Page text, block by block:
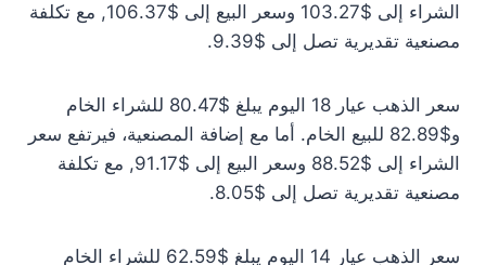
الشراء إلى $103.27 وسعر البيع إلى $106.37, مع تكلفة
مصنعية تقديرية تصل إلى $9.39.
سعر الذهب عيار 18 اليوم يبلغ $80.47 للشراء الخام
و$82.89 للبيع الخام. أما مع إضافة المصنعية، فيرتفع سعر
الشراء إلى $88.52 وسعر البيع إلى $91.17, مع تكلفة
مصنعية تقديرية تصل إلى $8.05.
سعر الذهب عيار 14 اليوم يبلغ $62.59 للشراء الخام